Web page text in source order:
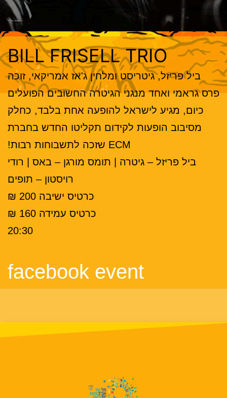
BILL FRISELL TRIO
ביל פריזל, גיטריסט ומלחין ג'אז אמריקאי, זוכה
פרס גראמי ואחד מנגני הגיטרה החשובים הפועלים
כיום, מגיע לישראל להופעה אחת בלבד, כחלק
מסיבוב הופעות לקידום תקליטו החדש בחברת
ECM שזכה לתשבוחות רבות!
ביל פריזל – גיטרה | תומס מורגן – באס | רודי
רויסטון – תופים
כרטיס ישיבה 200 ₪
כרטיס עמידה 160 ₪
20:30
facebook event